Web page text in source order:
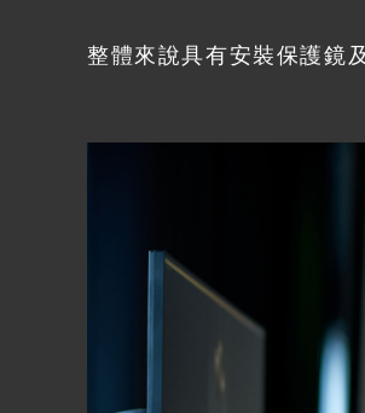
整體來說具有安裝保護鏡